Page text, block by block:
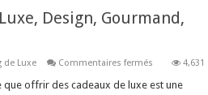
Design, Gourmand,
de Luxe Commentaires ferméssur
luxe
4,631
que offrir des cadeaux de luxe est une